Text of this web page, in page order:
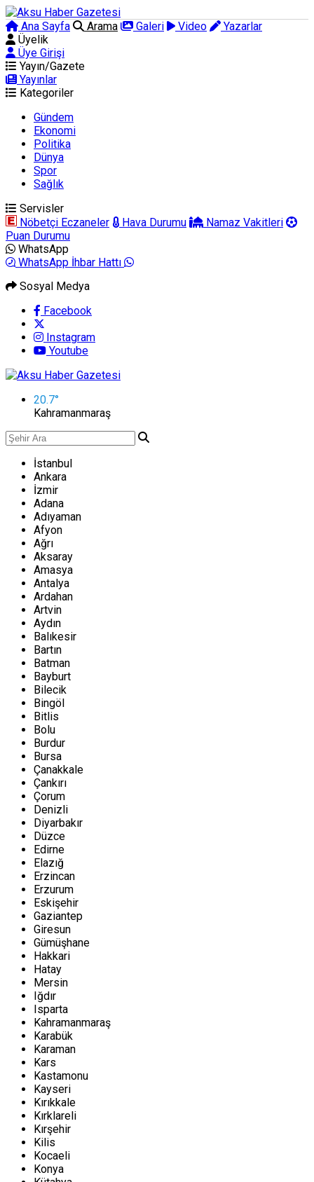
Ana Sayfa Arama Galeri Video
Yazarlar
Üyelik
Üye Girişi
Yayın/Gazete
Yayınlar
Kategoriler
Gündem
Ekonomi
Politika
Dünya
Spor
Sağlık
Servisler
Nöbetçi Eczaneler
Hava Durumu
Namaz Vakitleri
Puan Durumu
WhatsApp
WhatsApp İhbar Hattı
Sosyal Medya
Facebook
Instagram
Youtube
20.7°
Kahramanmaraş
İstanbul
Ankara
İzmir
Adana
Adıyaman
Afyon
Ağrı
Aksaray
Amasya
Antalya
Ardahan
Artvin
Aydın
Balıkesir
Bartın
Batman
Bayburt
Bilecik
Bingöl
Bitlis
Bolu
Burdur
Bursa
Çanakkale
Çankırı
Çorum
Denizli
Diyarbakır
Düzce
Edirne
Elazığ
Erzincan
Erzurum
Eskişehir
Gaziantep
Giresun
Gümüşhane
Hakkari
Hatay
Mersin
Iğdır
Isparta
Kahramanmaraş
Karabük
Karaman
Kars
Kastamonu
Kayseri
Kırıkkale
Kırklareli
Kırşehir
Kilis
Kocaeli
Konya